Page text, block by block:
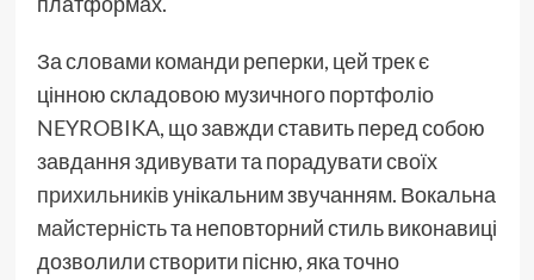
За словами команди реперки, цей трек є
цінною складовою музичного портфоліо
NEYROBIKA, що завжди ставить перед собою
завдання здивувати та порадувати своїх
прихильниківунікальним звучанням. Вокальна
майстерністьта неповторний стиль виконавиці
дозволили створити пісню, яка точно